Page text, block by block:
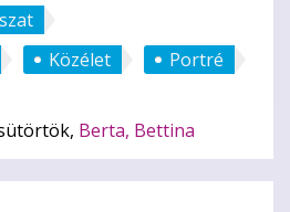
Közélet Portré
Berta, Bettina